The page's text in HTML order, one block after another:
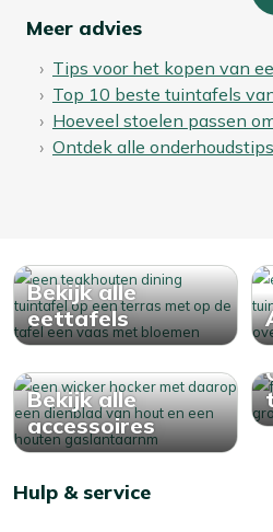
Meer advies
Tips voor het kopen van
Top 10 beste tuintafels
Hoeveel stoelen passen
Ontdek alle onderhoudstips
Bekijk alle
eettafels
Bekijk alle
accessoires
Hulp & service